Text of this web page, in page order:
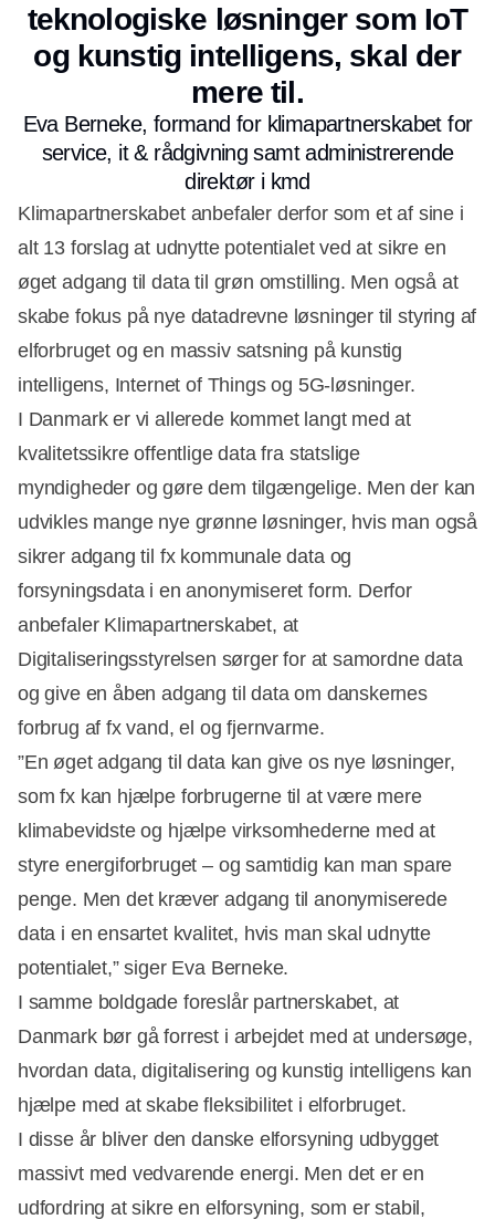
teknologiske løsninger som IoT
og kunstig intelligens, skal der
mere til.
Eva Berneke, formand for klimapartnerskabet for
service, it & rådgivning samt administrerende
direktør i kmd
Klimapartnerskabet anbefaler derfor som et af sine i
alt 13 forslag at udnytte potentialet ved at sikre en
øget adgang til data til grøn omstilling. Men også at
skabe fokus på nye datadrevne løsninger til styring af
elforbruget og en massiv satsning på kunstig
intelligens, Internet of Things og 5G-løsninger.
I Danmark er vi allerede kommet langt med at
kvalitetssikre offentlige data fra statslige
myndigheder og gøre dem tilgængelige. Men der kan
udvikles mange nye grønne løsninger, hvis man også
sikrer adgang til fx kommunale data og
forsyningsdata i en anonymiseret form. Derfor
anbefaler Klimapartnerskabet, at
Digitaliseringsstyrelsen sørger for at samordne data
og give en åben adgang til data om danskernes
forbrug af fx vand, el og fjernvarme.
”En øget adgang til data kan give os nye løsninger,
som fx kan hjælpe forbrugerne til at være mere
klimabevidste og hjælpe virksomhederne med at
styre energiforbruget – og samtidig kan man spare
penge. Men det kræver adgang til anonymiserede
data i en ensartet kvalitet, hvis man skal udnytte
potentialet,” siger Eva Berneke.
I samme boldgade foreslår partnerskabet, at
Danmark bør gå forrest i arbejdet med at undersøge,
hvordan data, digitalisering og kunstig intelligens kan
hjælpe med at skabe fleksibilitet i elforbruget.
I disse år bliver den danske elforsyning udbygget
massivt med vedvarende energi. Men det er en
udfordring at sikre en elforsyning, som er stabil,